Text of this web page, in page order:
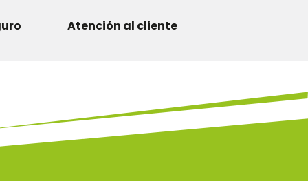
Atención al cliente